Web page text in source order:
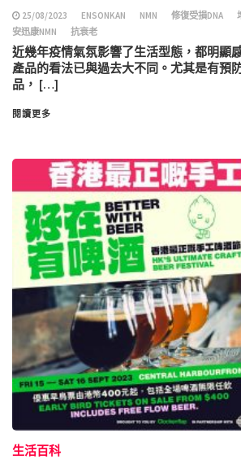
25/08/2023 ENSONKAN NMN 修復受損DNA
安迅康NMN
抗衰老
近幾年疫情氣氛影響了生活型態，都明顯
產品的看法已與過去大不同。尤其是有預
品， […]
閱讀更多
生活百科